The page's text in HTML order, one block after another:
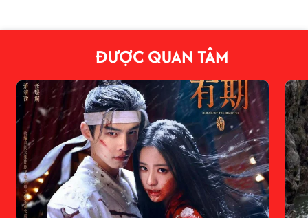
ĐƯỢC QUAN TÂM